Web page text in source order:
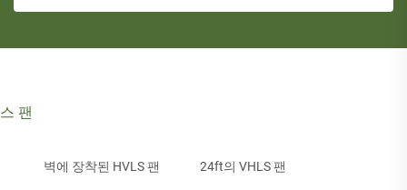
스 팬
벽에 장착된 HVLS 팬 24ft의 VHLS 팬